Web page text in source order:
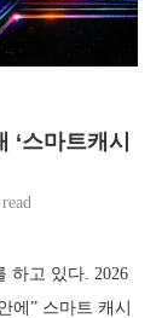
‘스마트캐시
하고 있다. 2026
에” 스마트 캐시